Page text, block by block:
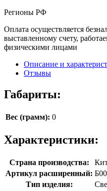
Регионы РФ
Оплата осуществляется
выставленному счету,
физическими лицами
Описание и
Отзывы
Габариты:
Вес (грамм): 0
Характеристики:
Страна производства:
Артикул расширенный:
Тип изделия: